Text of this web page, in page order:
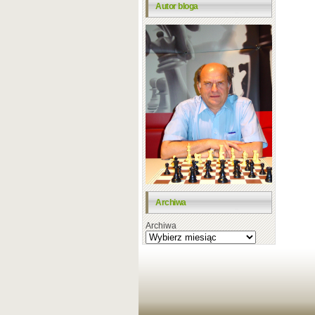
Autor bloga
Archiwa
Archiwa